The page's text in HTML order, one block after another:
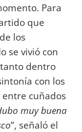
Para
que
de los
se vivió con
dentro
con los
entre cuñados
muy buena
”, señaló el